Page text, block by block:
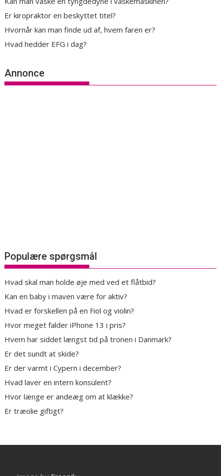
Er kiropraktor en beskyttet titel?
Hvornår kan man finde ud af, hvem faren er?
Hvad hedder EFG i dag?
Annonce
Populære spørgsmål
Hvad skal man holde øje med ved et flåtbid?
Kan en baby i maven være for aktiv?
Hvad er forskellen på en Fiol og violin?
Hvor meget falder iPhone 13 i pris?
Hvem har siddet længst tid på tronen i Danmark?
Er det sundt at skide?
Er der varmt i Cypern i december?
Hvad laver en intern konsulent?
Hvor længe er andeæg om at klække?
Er træolie giftigt?